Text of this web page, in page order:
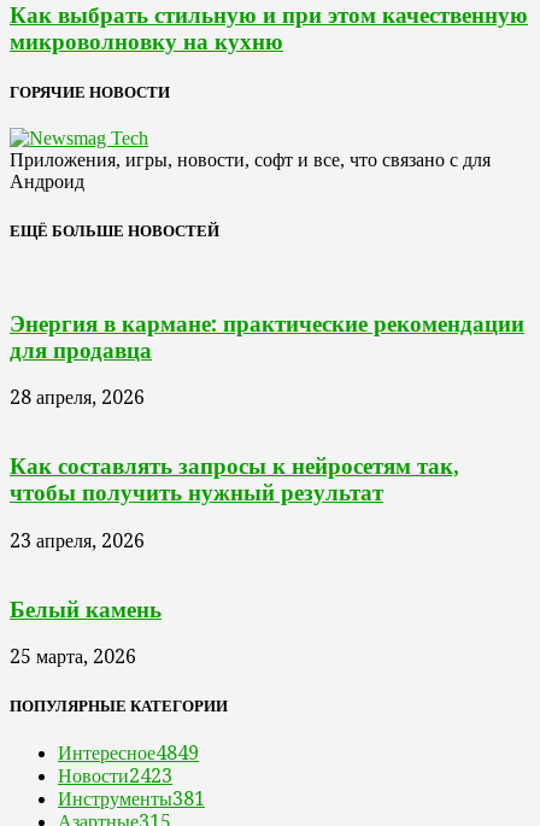
Как выбрать стильную и при этом качественную
микроволновку на кухню
ГОРЯЧИЕ НОВОСТИ
Приложения, игры, новости, софт и все, что связано с для
Андроид
ЕЩЁ БОЛЬШЕ НОВОСТЕЙ
Энергия в кармане: практические рекомендации
для продавца
28 апреля, 2026
Как составлять запросы к нейросетям так,
чтобы получить нужный результат
23 апреля, 2026
Белый камень
25 марта, 2026
ПОПУЛЯРНЫЕ КАТЕГОРИИ
Интересное4849
Новости2423
Инструменты381